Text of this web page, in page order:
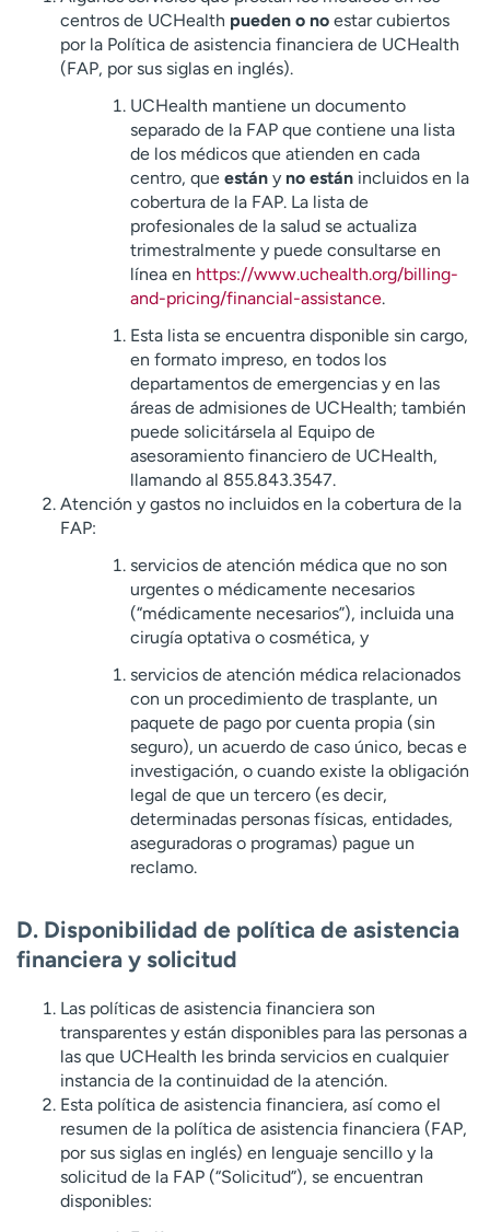
centros de UCHealth pueden o no estar cubiertos
por la Política de asistencia financiera de UCHealth
(FAP, por sus siglas en inglés).
UCHealth mantiene un documento
separado de la FAP que contiene una lista
de los médicos que atienden en cada
centro, que están y no están incluidos en la
cobertura de la FAP. La lista de
profesionales de la salud se actualiza
trimestralmente y puede consultarse en
línea en https://www.uchealth.org/billing-
and-pricing/financial-assistance.
Esta lista se encuentra disponible sin cargo,
en formato impreso, en todos los
departamentos de emergencias y en las
áreas de admisiones de UCHealth; también
puede solicitársela al Equipo de
asesoramiento financiero de UCHealth,
llamando al 855.843.3547.
Atención y gastos no incluidos en la cobertura de la
FAP:
servicios de atención médica que no son
urgentes o médicamente necesarios
(“médicamente necesarios”), incluida una
cirugía optativa o cosmética, y
servicios de atención médica relacionados
con un procedimiento de trasplante, un
paquete de pago por cuenta propia (sin
seguro), un acuerdo de caso único, becas e
investigación, o cuando existe la obligación
legal de que un tercero (es decir,
determinadas personas físicas, entidades,
aseguradoras o programas) pague un
reclamo.
D. Disponibilidad de política de asistencia
financiera y solicitud
Las políticas de asistencia financiera son
transparentes y están disponibles para las personas a
las que UCHealth les brinda servicios en cualquier
instancia de la continuidad de la atención.
Esta política de asistencia financiera, así como el
resumen de la política de asistencia financiera (FAP,
por sus siglas en inglés) en lenguaje sencillo y la
solicitud de la FAP (“Solicitud”), se encuentran
disponibles: